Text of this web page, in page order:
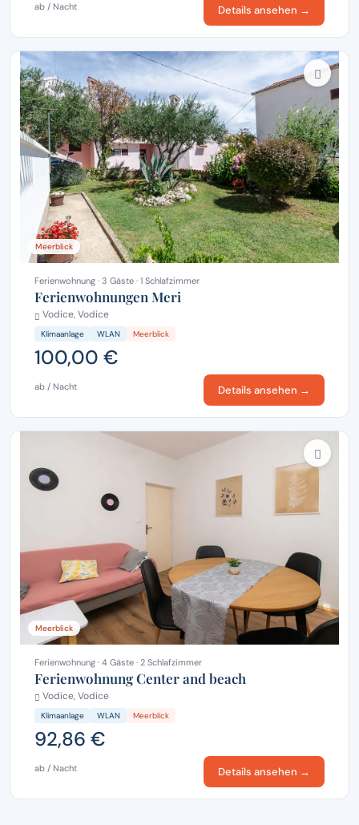
ab / Nacht Details ansehen →
Meerblick
Ferienwohnung · 3 Gäste · 1 Schlafzimmer
Ferienwohnungen Meri
Vodice, Vodice
Klimaanlage WLAN Meerblick
100,00 €
ab / Nacht Details ansehen →
Meerblick
Ferienwohnung · 4 Gäste · 2 Schlafzimmer
Ferienwohnung Center and beach
Vodice, Vodice
Klimaanlage WLAN Meerblick
92,86 €
ab / Nacht Details ansehen →